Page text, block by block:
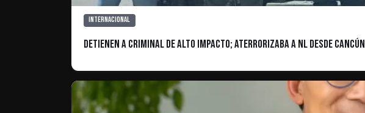
Internacional
Detienen a criminal de alto impacto; aterrorizaba a NL desde Cancún